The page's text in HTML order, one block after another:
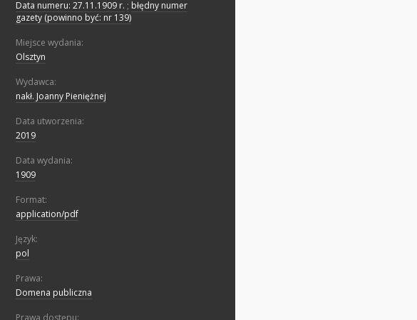
Data numeru: 27.11.1909 r. ; błędny numer
gazety (powinno być: nr 139)
Miejsce wydania:
Olsztyn
Wydawca:
nakł. Joanny Pieniężnej
Data utworzenia:
2019
Data wydania:
1909
Format:
application/pdf
Język:
pol
Prawa:
Domena publiczna